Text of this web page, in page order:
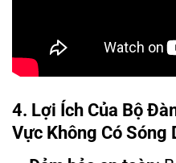
4. Lợi Ích Của Bộ
Vực Không Có Sóng